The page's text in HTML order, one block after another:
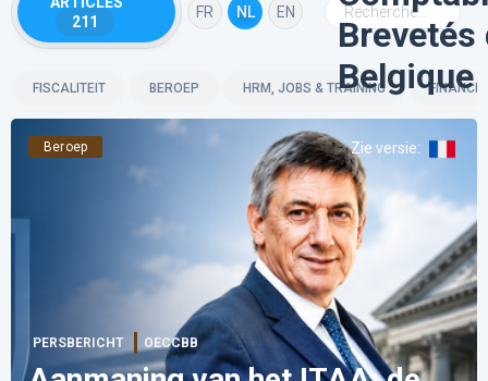
Brevetés
Belgique
211
FR NL EN
FISCALITEIT BEROEP HRM, JOBS & TRAINING
Beroep Zie versie:
PERSBERICHT OECCBB